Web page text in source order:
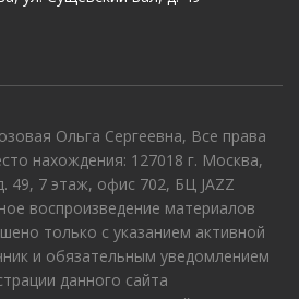
Ольга Сергеевна, Все права
нахождения: 127018 г. Москва,
49, 7 этаж, офис 702, БЦ JAZZ
воспроизведение материалов
только с указанием активной
и обязательным уведомлением
данного сайта